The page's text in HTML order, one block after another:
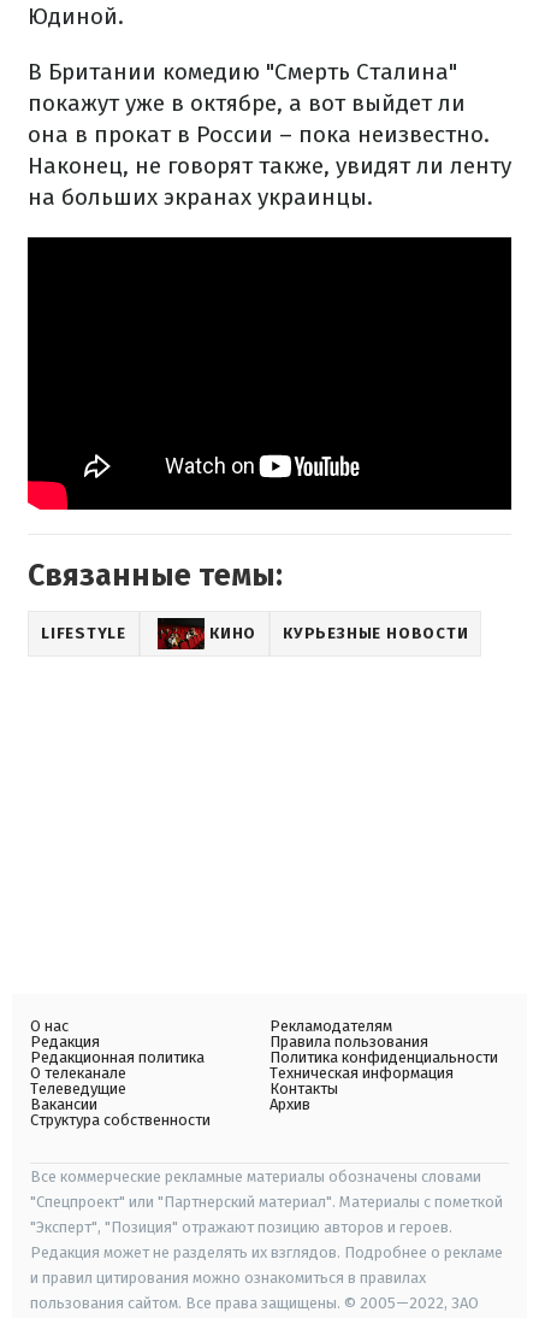
Юдиной.
В Британии комедию "Смерть Сталина"
покажут уже в октябре, а вот выйдет ли
она в прокат в России – пока неизвестно.
Наконец, не говорят также, увидят ли ленту
на больших экранах украинцы.
Связанные темы:
LIFESTYLE КИНО КУРЬЕЗНЫЕ НОВОСТИ
О нас
Редакция
Редакционная политика
О телеканале
Телеведущие
Вакансии
Структура собственности
Рекламодателям
Правила пользования
Политика конфиденциальности
Техническая информация
Контакты
Архив
Все коммерческие рекламные материалы обозначены словами
"Спецпроект" или "Партнерский материал". Материалы с пометкой
"Эксперт", "Позиция" отражают позицию авторов и героев.
Редакция может не разделять их взглядов. Подробнее о рекламе
и правил цитирования можно ознакомиться в правилах
пользования сайтом. Все права защищены. © 2005—2022, ЗАО